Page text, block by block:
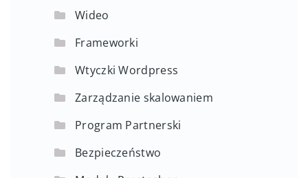
Wideo
Frameworki
Wtyczki Wordpress
Zarządzanie skalowaniem
Program Partnerski
Bezpieczeństwo